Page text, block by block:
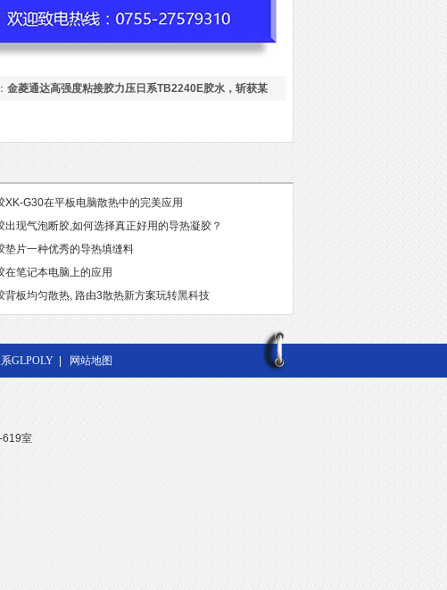
金菱通达高强度粘接胶力压日系TB2240E胶水，斩获某
XK-G30在平板电脑散热中的完美应用
出现气泡断胶,如何选择真正好用的导热凝胶？
垫片一种优秀的导热填缝料
在笔记本电脑上的应用
背板均匀散热, 路由3散热新方案玩转黑科技
GLPOLY 网站地图
619室